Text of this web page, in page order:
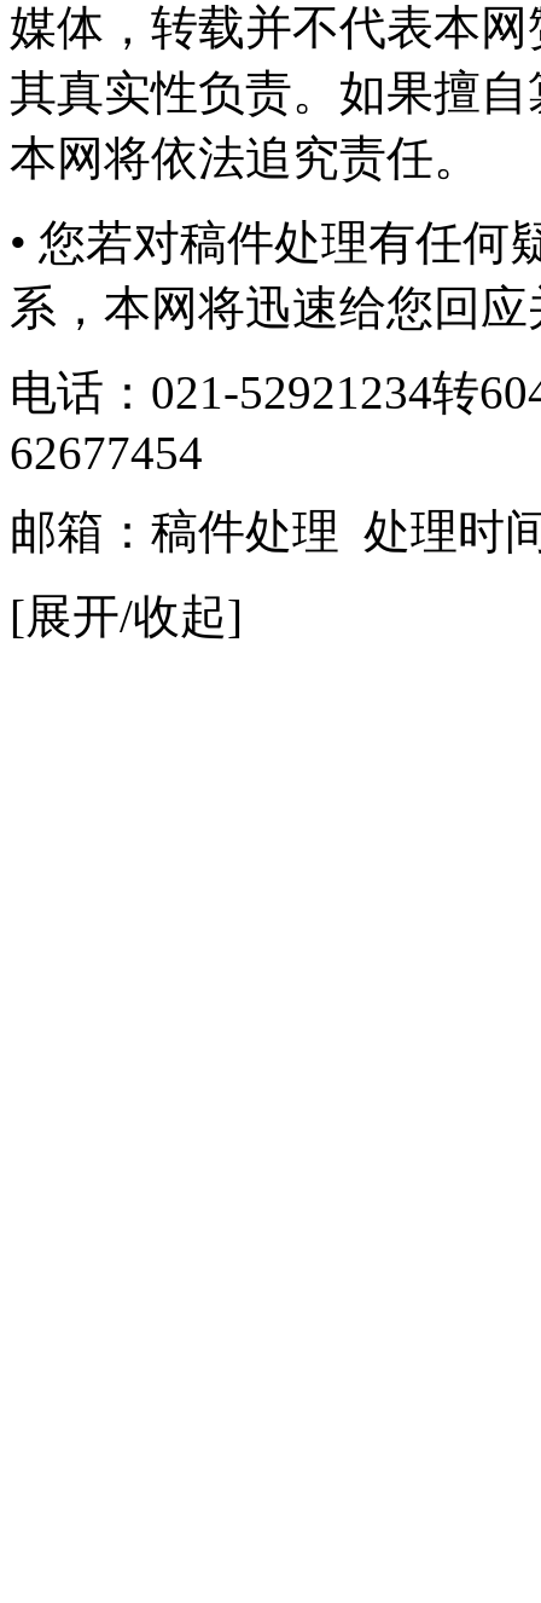
媒体，转载并不代表本
其真实性负责。如果擅
本网将依法追究责任。
• 您若对稿件处理有任何
系，本网将迅速给您回
电话：021-52921234转
62677454
邮箱： 稿件处理 处理时
[展开/收起]